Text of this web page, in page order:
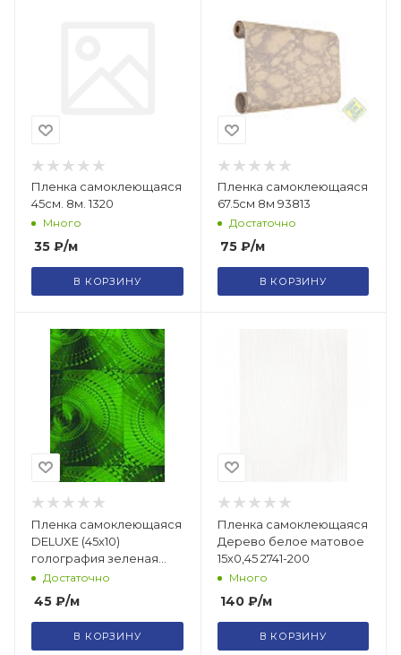
Пленка самоклеющаяся
45см. 8м. 1320
Много
35 ₽/м
В КОРЗИНУ
Пленка самоклеющаяся
67.5см 8м 93813
Достаточно
75₽/м
В КОРЗИНУ
Пленка самоклеющаяся
DELUXE (45х10)
голография зеленая
6006
Достаточно
45 ₽/м
В КОРЗИНУ
Пленка самоклеющаяся
Дерево белое матовое
15х0,45 2741-200
Много
140₽/м
В КОРЗИНУ